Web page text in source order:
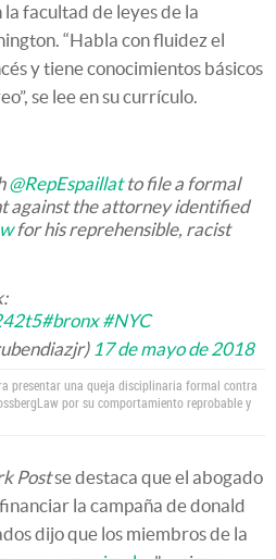
facultad de leyes de la
“Habla con fluidez el
y tiene conocimientos básicos
se lee en su currículo.
@RepEspaillatto file a formal
against the attorney identified
for his reprehensible, racist
#bronx #NYC
17 de mayo de 2018
presentar una queja disciplinaria formal contra
por su comportamiento reprobable y
Postse destaca que el abogado
la campaña de donald
dijo que los miembros de la